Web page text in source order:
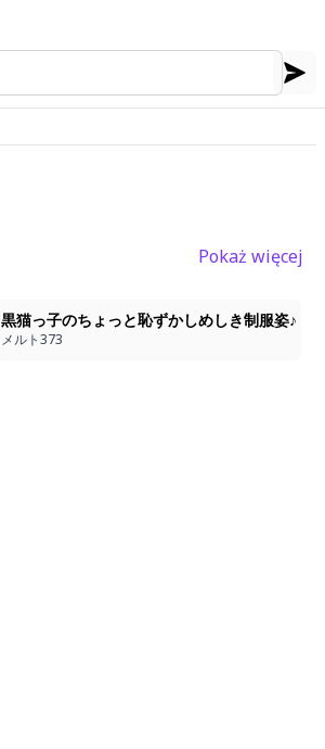
Pokaż więcej
黒猫っ子のちょっと恥ずかしめしき制服姿♪
メルト373